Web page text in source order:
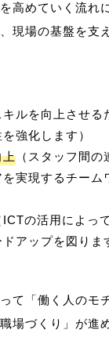
高めていく流れ
現場の基盤を支
キルを向上させる
強化します）
上 （スタッフ間
実現するチーム
ICTの活用によっ
アップを図りま
て「働く人のモ
場づくり」が進